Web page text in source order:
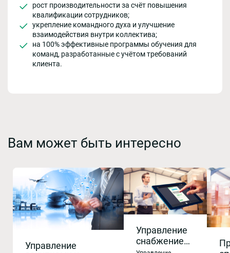
рост производительности за счёт повышения
квалификации сотрудников;
укрепление командного духа и улучшение
взаимодействия внутри коллектива;
на 100% эффективные программы обучения для
команд, разработанные с учётом требований
клиента.
Вам может быть интересно
Управление
Управление
снабжением